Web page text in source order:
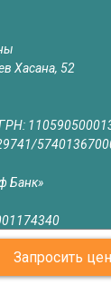
Запросить
Хасана, 52
Банк»